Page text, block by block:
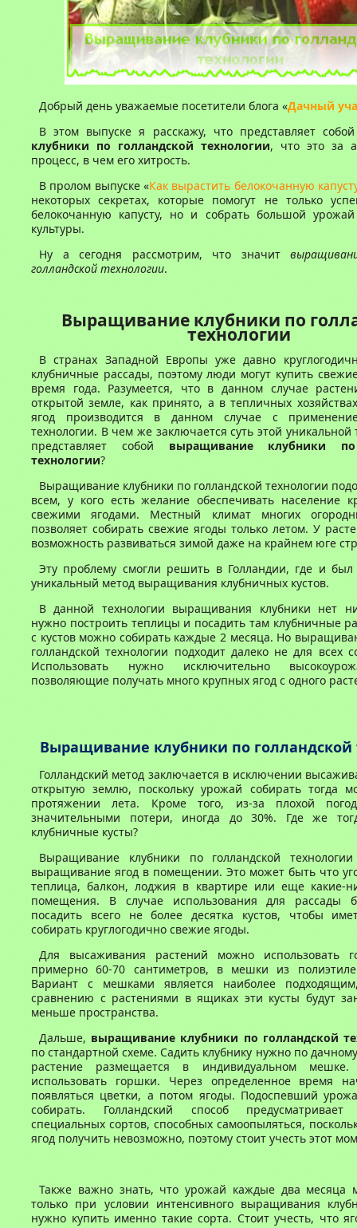
Добрый день уважаемые посетители блога «Дачный
В этом выпуске я расскажу, что представляет
клубники по голландской технологии, что это за
процесс, в чем его хитрость.
В пролом выпуске «Как вырастить белокочанную
некоторых секретах, которые помогут не только
белокочанную капусту, но и собрать большой
культуры.
Ну а сегодня рассмотрим, что значит
голландской технологии.
Выращивание клубники по
технологии
В странах Западной Европы уже давно
клубничные рассады, поэтому люди могут купить
время года. Разумеется, что в данном случае
открытой земле, как принято, а в тепличных
ягод производится в данном случае с
технологии. В чем же заключается суть этой уникальной
представляет собой выращивание клубники по
технологии?
Выращивание клубники по голландской технологии
всем, у кого есть желание обеспечивать население
свежими ягодами. Местный климат многих
позволяет собирать свежие ягоды только летом. У
возможность развиваться зимой даже на крайнем юге
Эту проблему смогли решить в Голландии, где и был
уникальный метод выращивания клубничных кустов.
В данной технологии выращивания клубники нет
нужно построить теплицы и посадить там клубничные
с кустов можно собирать каждые 2 месяца. Но
голландской технологии подходит далеко не для всех
Использовать нужно исключительно
позволяющие получать много крупных ягод с одного
Выращивание клубники по голландской
Голландский метод заключается в исключении
открытую землю, поскольку урожай собирать тогда
протяжении лета. Кроме того, из-за плохой
значительными потери, иногда до 30%. Где же
клубничные кусты?
Выращивание клубники по голландской технологии
выращивание ягод в помещении. Это может быть что
теплица, балкон, лоджия в квартире или еще какие-
помещения. В случае использования для рассады
посадить всего не более десятка кустов, чтобы
собирать круглогодично свежие ягоды.
Для высаживания растений можно использовать
примерно 60-70 сантиметров, в мешки из
Вариант с мешками является наиболее
сравнению с растениями в ящиках эти кусты будут
меньше пространства.
Дальше, выращивание клубники по голландской
по стандартной схеме. Садить клубнику нужно по
растение размещается в индивидуальном
использовать горшки. Через определенное время
появляться цветки, а потом ягоды. Подоспевший
собирать. Голландский способ предусматривает
специальных сортов, способных самоопыляться,
ягод получить невозможно, поэтому стоит учесть этот
Также важно знать, что урожай каждые два месяца
только при условии интенсивного выращивания
нужно купить именно такие сорта. Стоит учесть, что